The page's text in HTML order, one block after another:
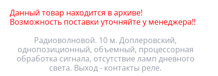
Данный товар находится в архиве!
Возможность поставки уточняйте у менеджера!!
Радиоволновой. 10 м. Доплеровский,
однопозиционный, объемный, процессорная
обработка сигнала, отсутствие ламп дневного
света. Выход - контакты реле.